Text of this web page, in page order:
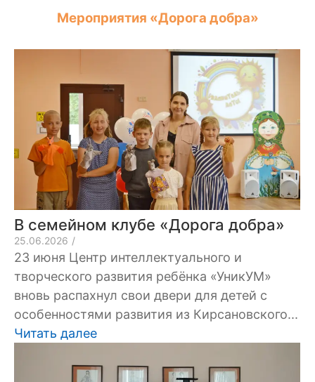
Мероприятия «Дорога добра»
В семейном клубе «Дорога добра»
25.06.2026 /
23 июня Центр интеллектуального и
творческого развития ребёнка «УникУМ»
вновь распахнул свои двери для детей с
особенностями развития из Кирсановского...
Читать далее